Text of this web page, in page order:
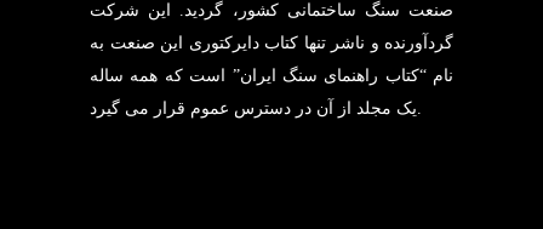
صنعت سنگ ساختمانی کشور، گردید. این شرکت
گردآورنده و ناشر تنها کتاب دایرکتوری این صنعت به
نام “کتاب راهنمای سنگ ایران” است که همه ساله
یک مجلد از آن در دسترس عموم قرار می گیرد.